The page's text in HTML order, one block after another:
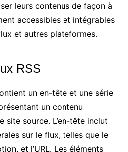
leurs contenus de façon à
accessibles et intégrables
et autres plateformes.
RSS
un en-tête et une série
un contenu
site source. L’en-tête inclut
sur le flux, telles que le
et l’URL. Les éléments